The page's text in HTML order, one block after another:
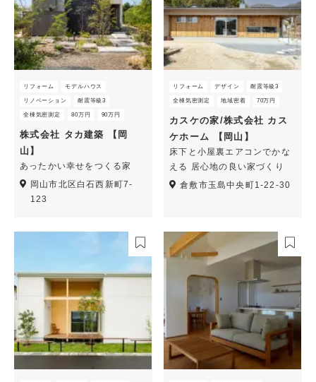
リフォーム モデルハウス
リノベーション 耐震等級3
全棟気密測定 80万円 90万円
株式会社 タカ建築 【岡
山】
あったかい幸せをつくる家
岡山市北区白石西新町7-
123
リフォーム デザイン 耐震等級3
全棟気密測定 地域密着 70万円
カスケの家/株式会社 カス
ケホーム 【岡山】
床下と小屋裏エアコンでかな
える 居心地の良い家づくり
倉敷市玉島中央町1-22-30